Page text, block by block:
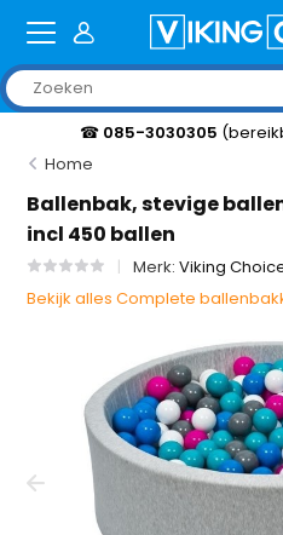
☎ 085-3030305
Home
Ballenbak, stevige
incl 450 ballen
Merk:Viking
Bekijk alles Complete